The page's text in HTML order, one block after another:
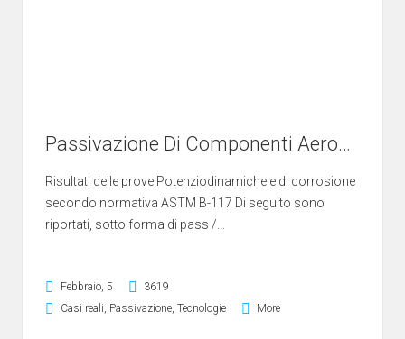
Passivazione Di Componenti Aerospaziali In Acciaio Inossidabile Con Acido Citrico 3/4
Risultati delle prove Potenziodinamiche e di corrosione
secondo normativa ASTM B-117 Di seguito sono
riportati, sotto forma di pass /...
Febbraio, 5
3619
Casi reali Passivazione Tecnologie More